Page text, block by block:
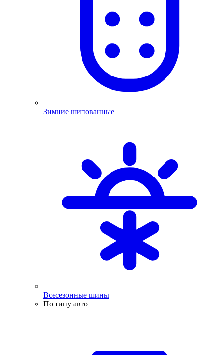
Зимние шипованные
Всесезонные шины
По типу авто